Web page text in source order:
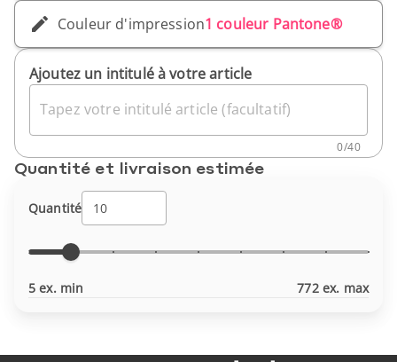
Couleur d'impression1 couleur Pantone®
Ajoutez un intitulé à votre article
Tapez votre intitulé article (facultatif)
0/40
Quantité et livraison estimée
Quantité
5 ex. min 772 ex. max